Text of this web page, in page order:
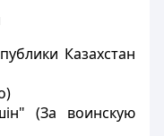
Казахстан
(За воинскую